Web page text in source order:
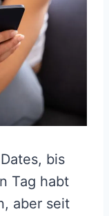
bis
Tag habt
aber seit